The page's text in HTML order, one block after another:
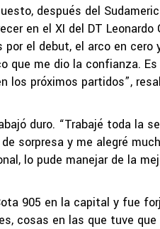
después del
en el XI del DT
el debut, el arco en
que me dio la confianza.
los próximos partidos”,
duro. “Trabajé toda la
sorpresa y me alegré
lo pude manejar de la
905 en la capital y fue
cosas en las que tuve